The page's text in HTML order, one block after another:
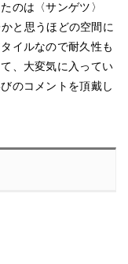
のは〈サンゲツ〉
と思うほどの空間に
イルなので耐久性も
、大変気に入ってい
のコメントを頂戴し